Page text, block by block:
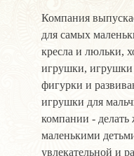
Компания
для самых
кресла и люльки,
игрушки, игрушки
фигурки и
игрушки для
компании - делать
маленькими
увлекательной и